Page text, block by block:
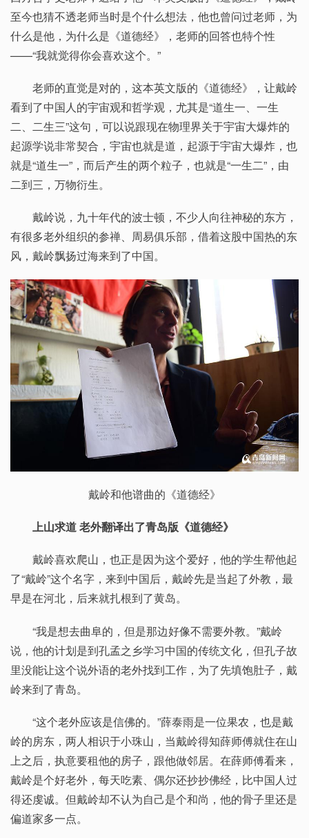
至今也猜不透老师当时是个什么想法，他也曾问过老师，为
什么是他，为什么是《道德经》，老师的回答也特个性
——“我就觉得你会喜欢这个。”
老师的直觉是对的，这本英文版的《道德经》，让戴岭
看到了中国人的宇宙观和哲学观，尤其是“道生一、一生
二、二生三”这句，可以说跟现在物理界关于宇宙大爆炸的
起源学说非常契合，宇宙也就是道，起源于宇宙大爆炸，也
就是“道生一”，而后产生的两个粒子，也就是“一生二”，由
二到三，万物衍生。
戴岭说，九十年代的波士顿，不少人向往神秘的东方，
有很多老外组织的参禅、周易俱乐部，借着这股中国热的东
风，戴岭飘扬过海来到了中国。
戴岭和他谱曲的《道德经》
上山求道 老外翻译出了青岛版《道德经》
戴岭喜欢爬山，也正是因为这个爱好，他的学生帮他起
了“戴岭”这个名字，来到中国后，戴岭先是当起了外教，最
早是在河北，后来就扎根到了黄岛。
“我是想去曲阜的，但是那边好像不需要外教。”戴岭
说，他的计划是到孔孟之乡学习中国的传统文化，但孔子故
里没能让这个说外语的老外找到工作，为了先填饱肚子，戴
岭来到了青岛。
“这个老外应该是信佛的。”薛泰雨是一位果农，也是戴
岭的房东，两人相识于小珠山，当戴岭得知薛师傅就住在山
上之后，执意要租他的房子，跟他做邻居。在薛师傅看来，
戴岭是个好老外，每天吃素、偶尔还抄抄佛经，比中国人过
得还虔诚。但戴岭却不认为自己是个和尚，他的骨子里还是
偏道家多一点。